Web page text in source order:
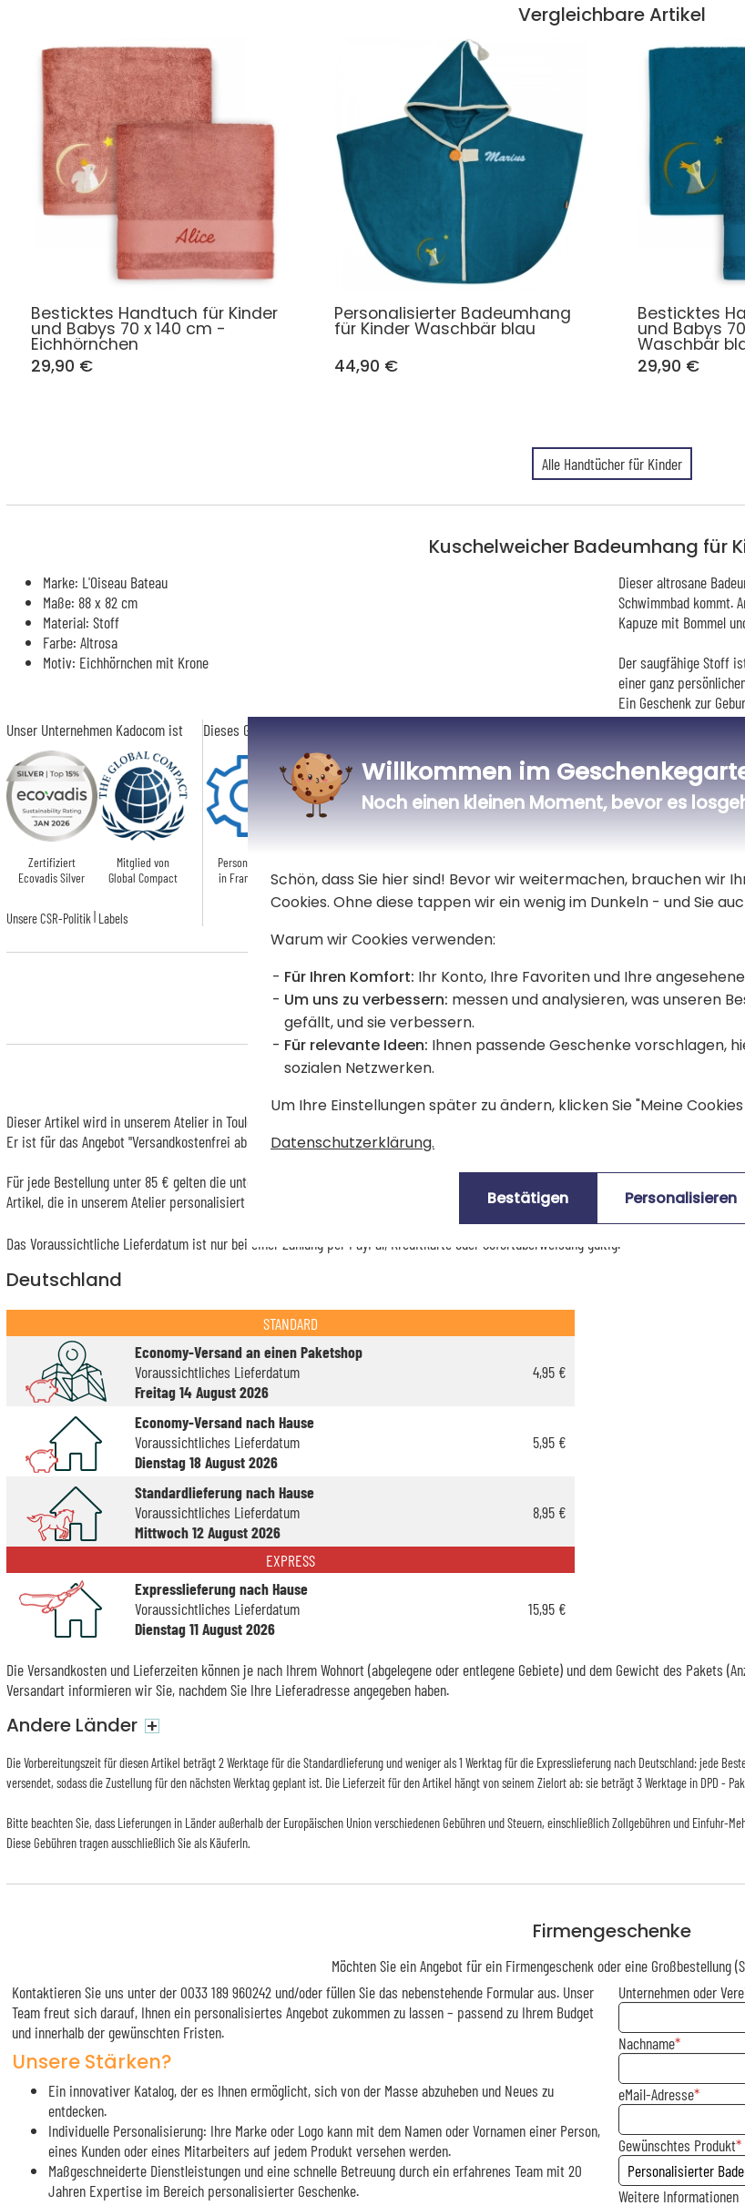
Vergleichbare Artikel
Besticktes Handtuch für Kinder
und Babys 70 x 140 cm -
Eichhörnchen
29,90 €
Personalisierter Badeumhang
für Kinder Waschbär blau
44,90 €
Besticktes
und Babys
Waschbär
29,90 €
Alle Handtücher für Kinder
Kuschelweicher Badeumhang für
Marke: L'Oiseau Bateau
Maße: 88 x 82 cm
Material: Stoff
Farbe: Altrosa
Motiv: Eichhörnchen mit Krone
Unser Unternehmen Kadocom ist
Zertifiziert
Ecovadis Silver
Mitglied von
Global Compact
Unsere CSR-Politik | Labels
Dieses Geschenk ist
Personalisiert
in Frankreich
OEKO-TEX
Dieser altrosane
Schwimmbad kommt.
Kapuze mit Bommel
Der saugfähige Stoff
einer ganz
Ein Geschenk zur
Eltern freuen werden!
Aus der Eichhörnchen-
Bewertungen Trusted Shops
Dieser Artikel wird in unserem Atelier in Toulouse personalisiert.
Er ist für das Angebot "Versandkostenfrei ab 85 € Warenwert" mit der Hermes-Standardlieferung berechtigt.
Für jede Bestellung unter 85 € gelten die unten aufgeführten Lieferkosten für den Kauf dieses Artikels.
Artikel, die in unserem Atelier personalisiert werden (etwa 95% unserer Produkte), sind mit dem Logo
gekennzeichnet.
Das Voraussichtliche Lieferdatum ist nur bei einer Zahlung per PayPal, Kreditkarte oder Sofortüberweisung gültig.
Deutschland
STANDARD
Economy-Versand an einen Paketshop
Voraussichtliches Lieferdatum
Freitag 14 August 2026
4,95 €
Economy-Versand nach Hause
Voraussichtliches Lieferdatum
Dienstag 18 August 2026
5,95 €
Standardlieferung nach Hause
Voraussichtliches Lieferdatum
Mittwoch 12 August 2026
8,95 €
EXPRESS
Expresslieferung nach Hause
Voraussichtliches Lieferdatum
Dienstag 11 August 2026
15,95 €
Die Versandkosten und Lieferzeiten können je nach Ihrem Wohnort (abgelegene oder entlegene Gebiete) und dem Gewicht des Pakets
Versandart informieren wir Sie, nachdem Sie Ihre Lieferadresse angegeben haben.
Andere Länder +
Die Vorbereitungszeit für diesen Artikel beträgt 2 Werktage für die Standardlieferung und weniger als 1 Werktag für die Expresslieferung nach Deutschland: jede
versendet, sodass die Zustellung für den nächsten Werktag geplant ist. Die Lieferzeit für den Artikel hängt von seinem Zielort ab: sie beträgt 3 Werktage in DPD -
Bitte beachten Sie, dass Lieferungen in Länder außerhalb der Europäischen Union verschiedenen Gebühren und Steuern, einschließlich Zollgebühren und Einfuhr-
Diese Gebühren tragen ausschließlich Sie als KäuferIn.
Firmengeschenke
Möchten Sie ein Angebot für ein Firmengeschenk oder eine Großbestellung
Kontaktieren Sie uns unter der 0033 189 960242 und/oder füllen Sie das nebenstehende Formular aus. Unser
Team freut sich darauf, Ihnen ein personalisiertes Angebot zukommen zu lassen – passend zu Ihrem Budget
und innerhalb der gewünschten Fristen.
Unsere Stärken?
Ein innovativer Katalog, der es Ihnen ermöglicht, sich von der Masse abzuheben und Neues zu
entdecken.
Individuelle Personalisierung: Ihre Marke oder Logo kann mit dem Namen oder Vornamen einer Person,
eines Kunden oder eines Mitarbeiters auf jedem Produkt versehen werden.
Maßgeschneiderte Dienstleistungen und eine schnelle Betreuung durch ein erfahrenes Team mit 20
Jahren Expertise im Bereich personalisierter Geschenke.
Unternehmen oder
Nachname
eMail-Adresse
Gewünschtes Produkt
Weitere Informationen
Willkommen im
Noch einen kleinen Moment, bevor es
Schön, dass Sie hier sind! Bevor wir weitermachen, brauchen wir
Cookies. Ohne diese tappen wir ein wenig im Dunkeln - und Sie
Warum wir Cookies verwenden:
Für Ihren Komfort: Ihr Konto, Ihre Favoriten und Ihre
Um uns zu verbessern: messen und analysieren, was unseren
gefällt, und sie verbessern.
Für relevante Ideen: Ihnen passende Geschenke vorschlagen,
sozialen Netzwerken.
Um Ihre Einstellungen später zu ändern, klicken Sie "Meine
Datenschutzerklärung.
Bestätigen Personalisieren